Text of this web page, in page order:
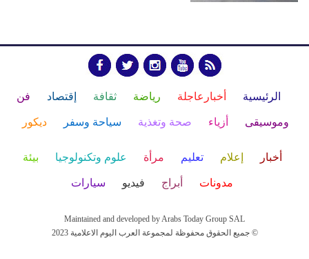
الرئيسية أخبارعاجلة رياضة ثقافة إقتصاد فن
وموسيقى أزياء صحة وتغذية سياحة وسفر ديكور
أخبار إعلام تعليم مرأة علوم وتكنولوجيا بيئة
مدونات أبراج فيديو سيارات
Maintained and developed by Arabs Today Group SAL
جميع الحقوق محفوظة لمجموعة العرب اليوم الاعلامية 2023 ©